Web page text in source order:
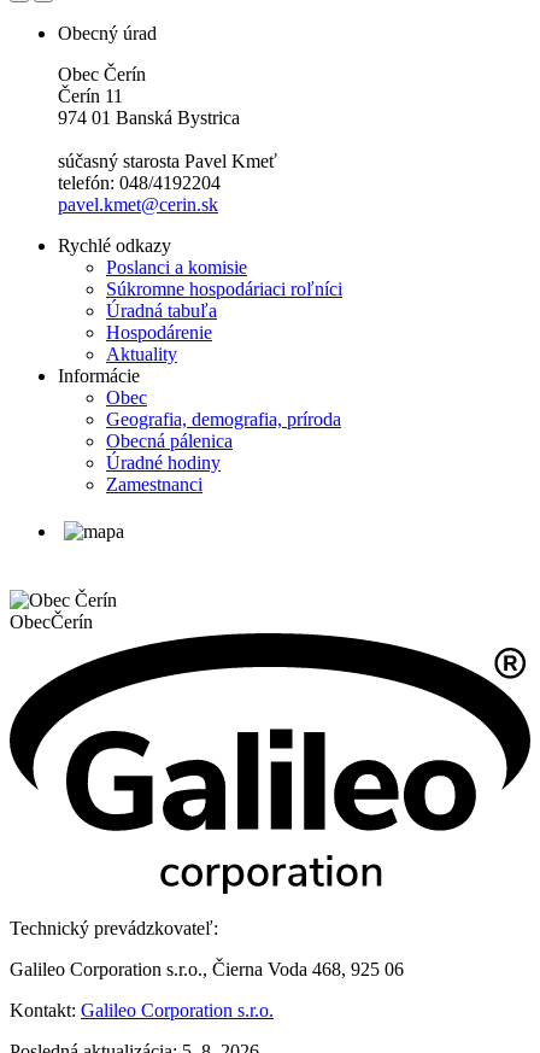
Obecný úrad
Obec Čerín
Čerín 11
974 01 Banská Bystrica
súčasný starosta Pavel Kmeť
telefón: 048/4192204
pavel.kmet@cerin.sk
Rychlé odkazy
Poslanci a komisie
Súkromne hospodáriaci roľníci
Úradná tabuľa
Hospodárenie
Aktuality
Informácie
Obec
Geografia, demografia, príroda
Obecná pálenica
Úradné hodiny
Zamestnanci
ObecČerín
Technický prevádzkovateľ:
Galileo Corporation s.r.o., Čierna Voda 468, 925 06
Kontakt: Galileo Corporation s.r.o.